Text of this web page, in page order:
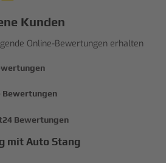
Kunden
Online-Bewertungen erhalten
Bewertungen
Bewertungen
mit Auto Stang